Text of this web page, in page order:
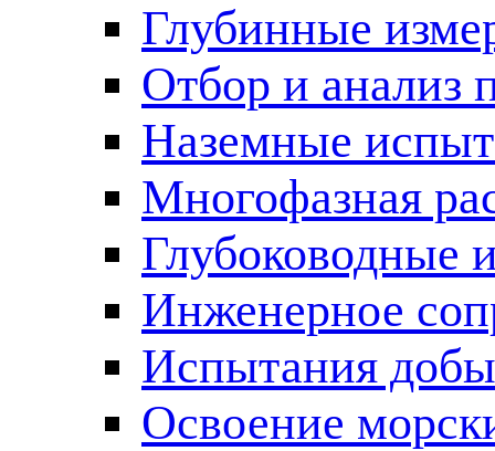
Глубинные
Отбор и анализ
Наземные
Многофазная
Глубоководные
Инженерное
Испытания
Освоение